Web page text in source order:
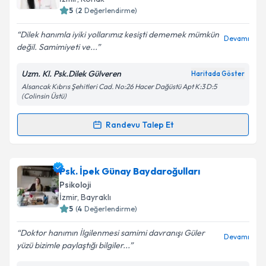
Kişisel verilerimin işlenmesine ilişkin
Aydınlatma
Metni'ni okudum ve kişisel verilerimin belirtilen
kapsamda işlenmesini kabul ediyorum.
Takvim Talebini Gönder
5 (2 Değerlendirme)
Dilek hanımla iyiki yollarımız kesişti dememek mümkün
değil. Samimiyeti ve...
Devamı
Uzm. Kl. Psk.Dilek Gülveren Haritada Göster
Alsancak Kıbrıs Şehitleri Cad. No:26 Hacer Dağüstü Apt K:3 D:5
(Colinsin Üstü)
Randevu Talep Et
Randevu Takvimi Talebi
Klinik Psikolog Dilek Gülvereniçin randevu takvimi
talebi oluşturun. Size bu uzmandan randevu almanız
için bir takvim hazırlandığında e-posta ile
bilgilendireceğiz.
E-posta Adresiniz
Psk. İpek Günay Baydaroğulları
Psikoloji
İzmir, Bayraklı
5 (4 Değerlendirme)
Doktor hanımın İlgilenmesi samimi davranışı Güler
yüzü bizimle paylaştığı bilgiler...
Devamı